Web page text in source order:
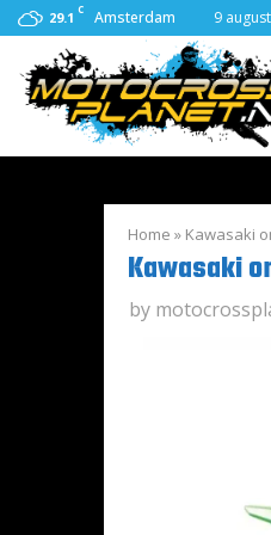
29.1 C Amsterdam 9
Home » Kawasaki
Kawasaki
by